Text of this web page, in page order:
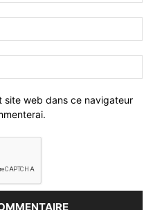
site web dans ce navigateur